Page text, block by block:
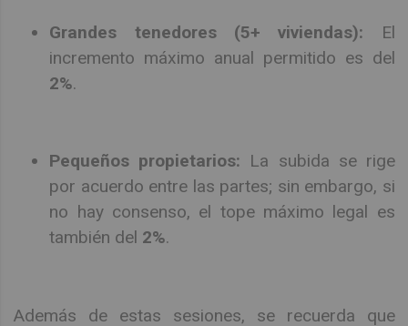
Grandes tenedores (5+ viviendas): El
incremento máximo anual permitido es del
2%.
Pequeños propietarios: La subida se rige
por acuerdo entre las partes; sin embargo, si
no hay consenso, el tope máximo legal es
también del 2%.
Además de estas sesiones, se recuerda que